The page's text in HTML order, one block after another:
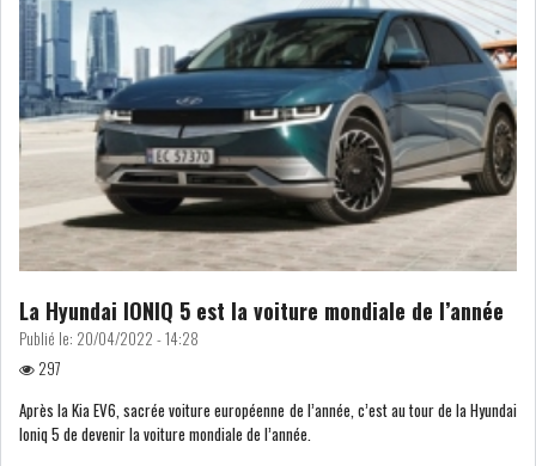
ACTUALITÉS DES
SOCIÉTÉS
DEVISES
LOI DE FINANCE ENERGIE
MATIÈRES PREMIÈRES RATING
MÉDIAS EDUCATION
TOURISME
MACROÉCONOMIQUES
La Hyundai IONIQ 5 est la voiture mondiale de l’année
Publié le: 20/04/2022 - 14:28
297
Après la Kia EV6, sacrée voiture européenne de l’année, c’est au tour de la Hyundai
Ioniq 5 de devenir la voiture mondiale de l’année.